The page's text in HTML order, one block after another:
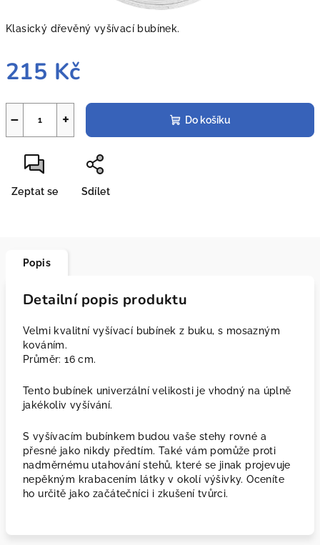
Klasický dřevěný vyšívací bubínek.
215 Kč
+
− Do košíku
Zeptat se Sdílet
Popis
Detailní popis produktu
Velmi kvalitní vyšívací bubínek z buku, s mosazným
kováním.
Průměr: 16 cm.
Tento bubínek univerzální velikosti je vhodný na úplně
jakékoliv vyšívání.
S vyšívacím bubínkem budou vaše stehy rovné a
přesné jako nikdy předtím. Také vám pomůže proti
nadměrnému utahování stehů, které se jinak projevuje
nepěkným krabacením látky v okolí výšivky. Oceníte
ho určitě jako začátečníci i zkušení tvůrci.